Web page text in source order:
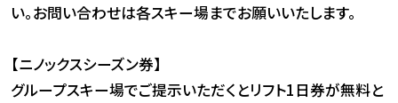
い。お問い合わせは各スキー場までお願いいたします。
【ニノックスシーズン券】
グループスキー場でご提示いただくとリフト1日券が無料と